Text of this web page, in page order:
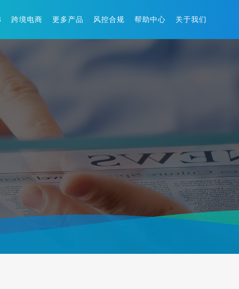
跨境电商 更多产品 风控合规 帮助中心 关于我们